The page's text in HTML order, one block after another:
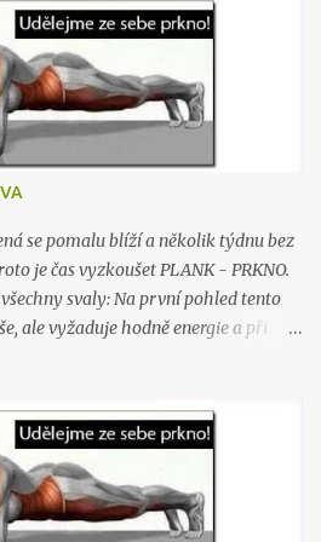
se pomalu blíží a několik týdnu bez
je čas vyzkoušet PLANK - PRKNO.
svaly: Na první pohled tento
ale vyžaduje hodně energie a při
vydržet po dobu cca 4,5 minut.
a budete mít problém vydržet 2
a tak se s postupem času určitě
zmírnit projevy celulitidy, srovná
a posílí břišní svaly, takže vaše břicho